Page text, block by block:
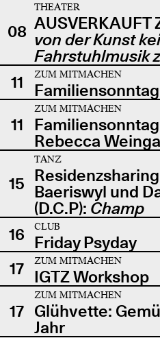
08
THEATER
AUSVERKAUFT
von der Kunst
Fahrstuhlmusik
11
ZUM MITMACHEN
Familiensonntag
11
ZUM MITMACHEN
Rebecca
15
TANZ
Baeriswyl und
(D.C.P): Champ
16
CLUB
Friday Psyday
17
ZUM MITMACHEN
IGTZ Workshop
17
ZUM MITMACHEN
Glühvette:
Jahr